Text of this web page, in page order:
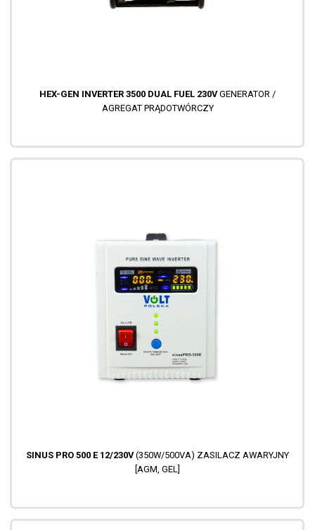
HEX-GEN INVERTER 3500 DUAL FUEL 230VGENERATOR /
AGREGAT PRĄDOTWÓRCZY
SINUS PRO 500 E 12/230V(350W/500VA) ZASILACZ AWARYJNY
[AGM, GEL]